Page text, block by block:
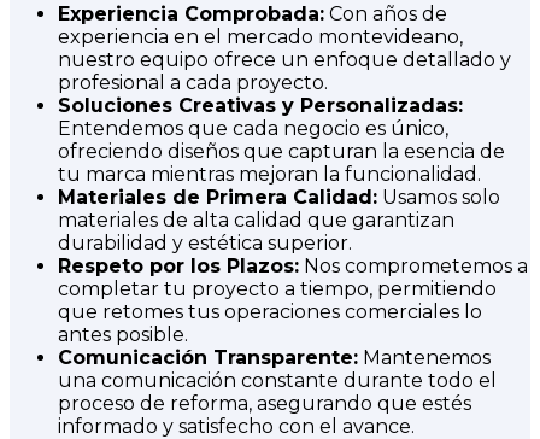
Experiencia Comprobada: Con años de
experiencia en el mercado montevideano,
nuestro equipo ofrece un enfoque detallado y
profesional a cada proyecto.
Soluciones Creativas y Personalizadas:
Entendemos que cada negocio es único,
ofreciendo diseños que capturan la esencia de
tu marca mientras mejoran la funcionalidad.
Materiales de Primera Calidad: Usamos solo
materiales de alta calidad que garantizan
durabilidad y estética superior.
Respeto por los Plazos: Nos comprometemos a
completar tu proyecto a tiempo, permitiendo
que retomes tus operaciones comerciales lo
antes posible.
Comunicación Transparente: Mantenemos
una comunicación constante durante todo el
proceso de reforma, asegurando que estés
informado y satisfecho con el avance.